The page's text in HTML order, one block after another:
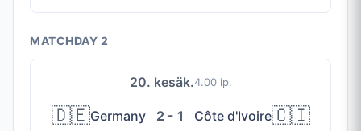
MATCHDAY 2
20. kesäk.4.00 ip.
🇩🇪Germany 2 - 1 Côte d'Ivoire🇨🇮